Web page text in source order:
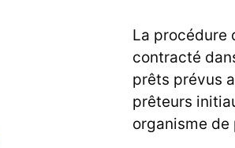
La procédure
contracté
prêts prévus
prêteurs
organisme de